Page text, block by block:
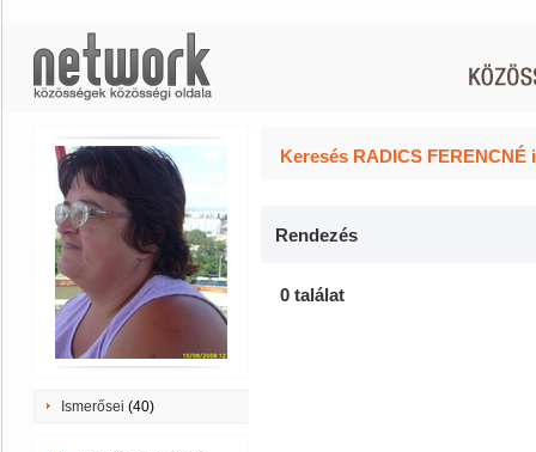
Ismerősei (40)
Keresés RADICS
Rendezés
0 találat